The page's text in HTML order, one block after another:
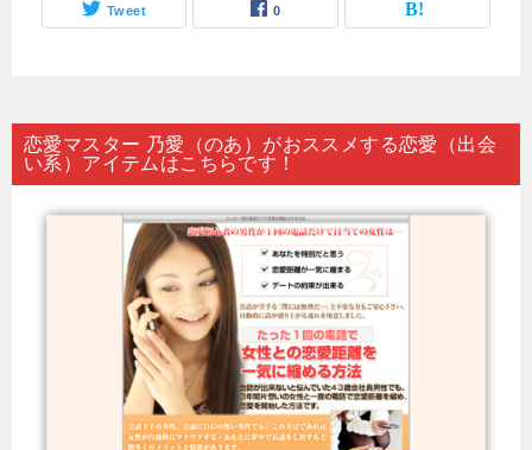
Tweet 0
恋愛マスター 乃愛（のあ）がおススメする恋愛（出会
い系）アイテムはこちらです！